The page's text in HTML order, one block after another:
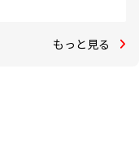
もっと見る